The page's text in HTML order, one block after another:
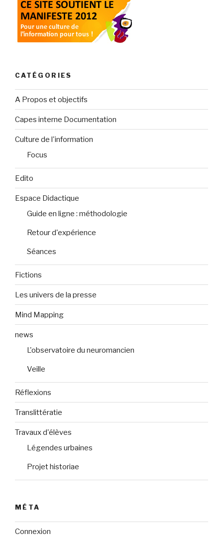
CATÉGORIES
A Propos et objectifs
Capes interne Documentation
Culture de l'information
Focus
Edito
Espace Didactique
Guide en ligne : méthodologie
Retour d'expérience
Séances
Fictions
Les univers de la presse
Mind Mapping
news
L'observatoire du neuromancien
Veille
Réflexions
Translittératie
Travaux d'élèves
Légendes urbaines
Projet historiae
MÉTA
Connexion